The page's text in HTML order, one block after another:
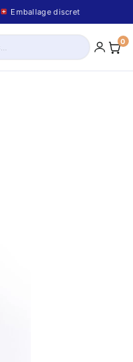
Emballage discret
0